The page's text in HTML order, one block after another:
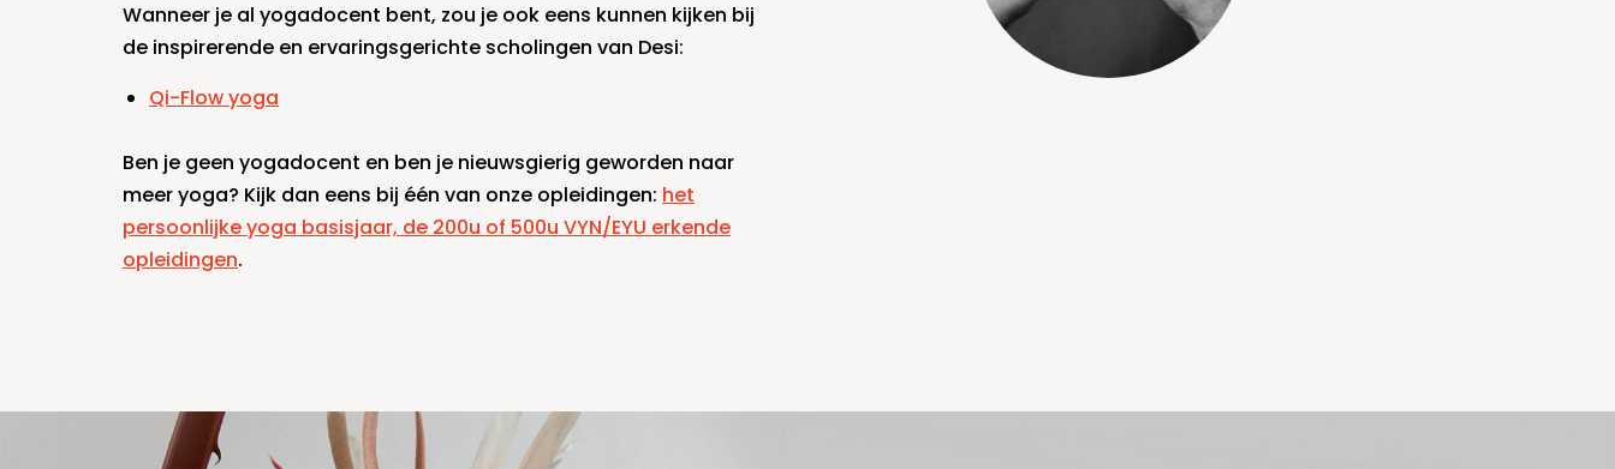
Wanneer je al yogadocent bent, zou je ook eens kunnen kijken bij
de inspirerende en ervaringsgerichte scholingen van Desi:
Qi-Flow yoga
Ben je geen yogadocent en ben je nieuwsgierig geworden naar
meer yoga? Kijk dan eens bij één van onze opleidingen: het
persoonlijke yoga basisjaar, de 200u of 500u VYN/EYU erkende
opleidingen.